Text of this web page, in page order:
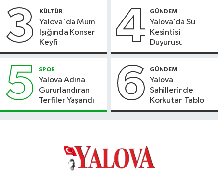
3 KÜLTÜR
Yalova'da Mum
Işığında Konser
Keyfi
4 GÜNDEM
Yalova’da Su
Kesintisi
Duyurusu
5 SPOR
Yalova Adına
Gururlandıran
Terfiler Yaşandı
6 GÜNDEM
Yalova
Sahillerinde
Korkutan Tablo